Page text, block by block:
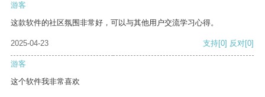
游客
这款软件的社区氛围非常好，可以与其他用户交流学习心得。
2025-04-23 支持[0] 反对[0]
游客
这个软件我非常喜欢